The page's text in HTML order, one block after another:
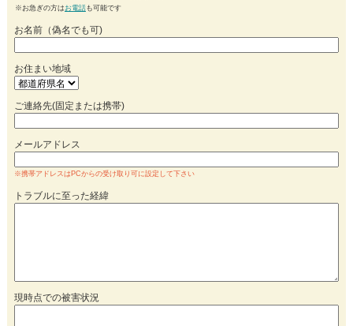
※お急ぎの方は お電話も可能です
お名前（偽名でも可)
お住まい地域
ご連絡先(固定または携帯)
メールアドレス
※携帯アドレスはPCからの受け取り可に設定して下さい
トラブルに至った経緯
現時点での被害状況